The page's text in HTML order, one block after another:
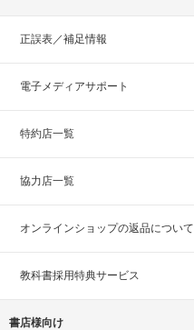
正誤表／補足情報
電子メディアサポート
特約店一覧
協力店一覧
オンラインショップの返品について
教科書採用特典サービス
書店様向け